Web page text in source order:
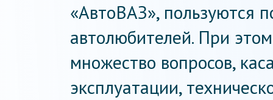
«АвтоВАЗ», пользуются
автолюбителей. При
множество вопросов,
эксплуатации,